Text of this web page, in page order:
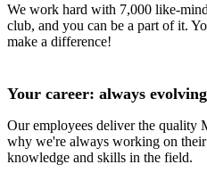
We work hard with 7,000 like-
club, and you can be a part of it.
make a difference!
Your career: always evolving
Our employees deliver the quality
why we're always working on
knowledge and skills in the field.